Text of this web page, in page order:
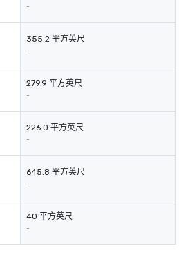
-
355.2 平方英尺
-
279.9 平方英尺
-
226.0 平方英尺
-
645.8 平方英尺
-
40 平方英尺
-